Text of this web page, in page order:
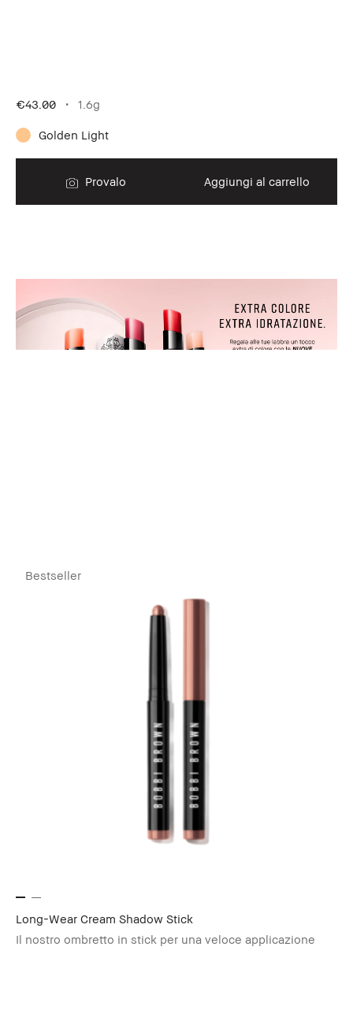
€43.00 1.6g
Golden Light
Provalo Aggiungi al carrello
Bestseller
Long-Wear Cream Shadow Stick
Il nostro ombretto in stick per una veloce applicazione